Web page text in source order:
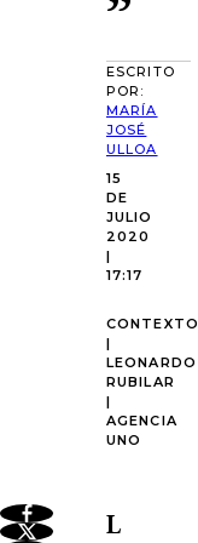
ESCRITO
POR:
MARÍA
JOSÉ
ULLOA
15
DE
JULIO
2020
|
17:17
CONTEXTO
|
LEONARDO
RUBILAR
|
AGENCIA
UNO
L